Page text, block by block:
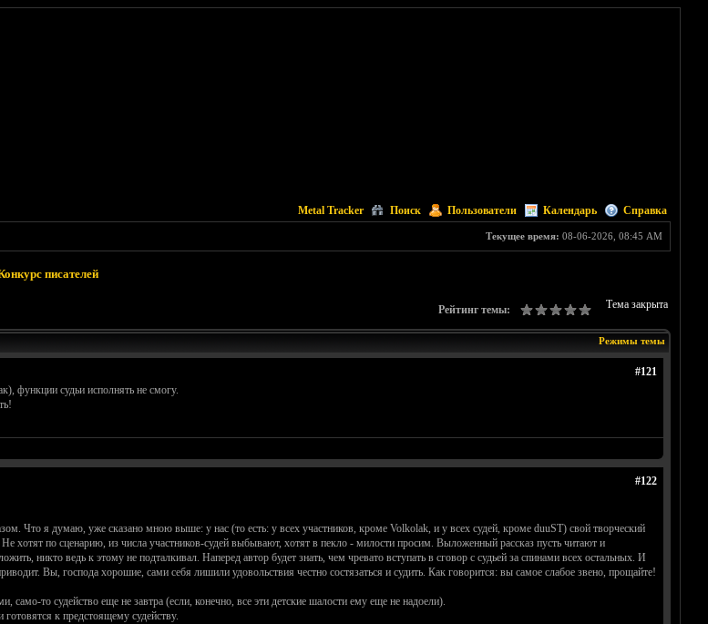
Metal Tracker Поиск Пользователи Календарь Справка
Текущее время: 08-06-2026, 08:45 AM
писателей
Тема закрыта
Рейтинг темы:
Режимы темы
#121
функции судьи исполнять не смогу.
#122
Что я думаю, уже сказано мною выше: у нас (то есть: у всех участников, кроме Volkolak, и у всех судей, кроме duuST) свой творческий
хотят по сценарию, из числа участников-судей выбывают, хотят в пекло - милости просим. Выложенный рассказ пусть читают и
никто ведь к этому не подталкивал. Наперед автор будет знать, чем чревато вступать в сговор с судьей за спинами всех остальных. И
Вы, господа хорошие, сами себя лишили удовольствия честно состязаться и судить. Как говорится: вы самое слабое звено, прощайте!
само-то судейство еще не завтра (если, конечно, все эти детские шалости ему еще не надоели).
к предстоящему судейству.